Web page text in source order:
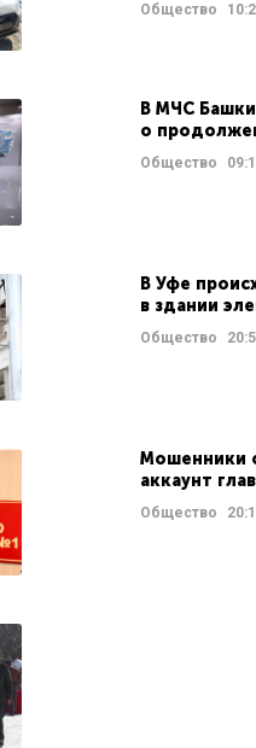
Общество
В МЧС
о
Общество
В Уфе
в здании
Общество
Мошенники
аккаунт
Общество